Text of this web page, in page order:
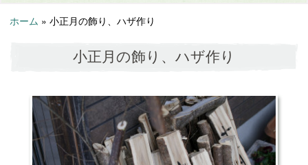
ホーム » 小正月の飾り、ハザ作り
小正月の飾り、ハザ作り